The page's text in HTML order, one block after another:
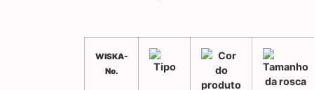
WISKA-
No.